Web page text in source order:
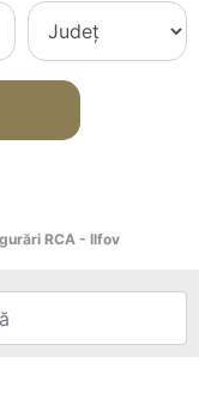
RCA - Ilfov